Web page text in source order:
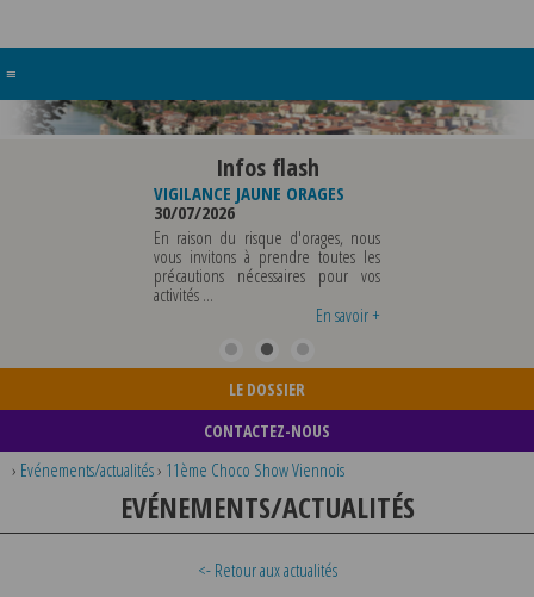
≡
Infos flash
VIGILANCE JAUNE ORAGES
30/07/2026
En raison du risque d'orages, nous
vous invitons à prendre toutes les
précautions nécessaires pour vos
activités ...
En savoir +
VIGILANCE JAUNE PIC DE
29/07/2026
Météo-France a placé
département du Rhône
vigilance jaune ...
LE DOSSIER
CONTACTEZ-NOUS
› Evénements/actualités› 11ème Choco Show Viennois
EVÉNEMENTS/ACTUALITÉS
<- Retour aux actualités